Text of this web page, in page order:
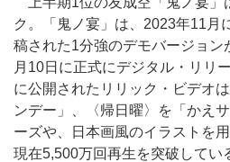
ク。「鬼ノ宴」は、2023年11月
稿された1分強のデモバージョン
月10日に正式にデジタル・リリ
に公開されたリリック・ビデオ
ンデー」、〈帰日曜〉を「かえ
ーズや、日本画風のイラストを
現在5,500万回再生を突破してい